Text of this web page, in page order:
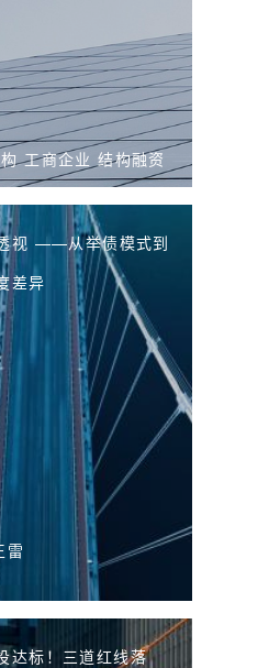
工商企业 结构融资
视 ——从举债模式到
差异
雷
达标！三道红线落